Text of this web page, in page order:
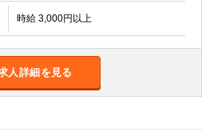
時給 3,000円以上
人詳細を見る